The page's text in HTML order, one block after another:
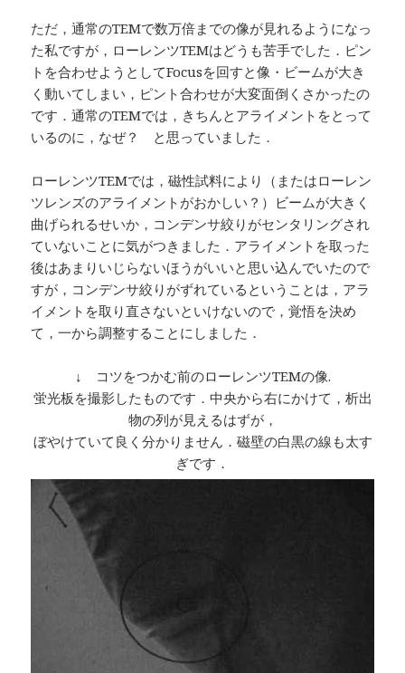
ただ，通常のTEMで数万倍までの像が見れるようになっ
た私ですが，ローレンツTEMはどうも苦手でした．ピン
トを合わせようとしてFocusを回すと像・ビームが大き
く動いてしまい，ピント合わせが大変面倒くさかったの
です．通常のTEMでは，きちんとアライメントをとって
いるのに，なぜ？ と思っていました．
ローレンツTEMでは，磁性試料により（またはローレン
ツレンズのアライメントがおかしい？）ビームが大きく
曲げられるせいか，コンデンサ絞りがセンタリングされ
ていないことに気がつきました．アライメントを取った
後はあまりいじらないほうがいいと思い込んでいたので
すが，コンデンサ絞りがずれているということは，アラ
イメントを取り直さないといけないので，覚悟を決め
て，一から調整することにしました．
↓ コツをつかむ前のローレンツTEMの像.
蛍光板を撮影したものです．中央から右にかけて，析出
物の列が見えるはずが，
ぼやけていて良く分かりません．磁壁の白黒の線も太す
ぎです．